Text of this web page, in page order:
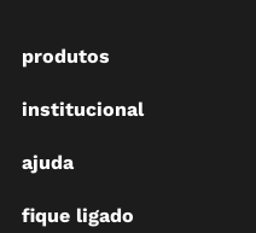
produtos
institucional
ajuda
fique ligado